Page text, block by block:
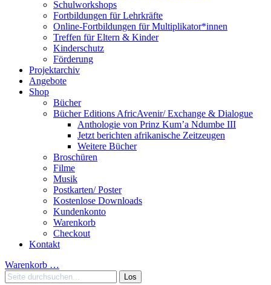
Schulworkshops
Fortbildungen für Lehrkräfte
Online-Fortbildungen für Multiplikator*innen
Treffen für Eltern & Kinder
Kinderschutz
Förderung
Projektarchiv
Angebote
Shop
Bücher
Bücher Editions AfricAvenir/ Exchange & Dialogue
Anthologie von Prinz Kum’a Ndumbe III
Jetzt berichten afrikanische Zeitzeugen
Weitere Bücher
Broschüren
Filme
Musik
Postkarten/ Poster
Kostenlose Downloads
Kundenkonto
Warenkorb
Checkout
Kontakt
Warenkorb …